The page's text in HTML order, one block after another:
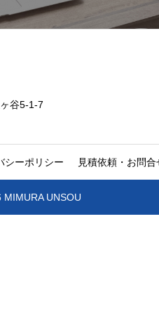
谷5-1-7
シーポリシー 見積依頼・お問合
UNSOU